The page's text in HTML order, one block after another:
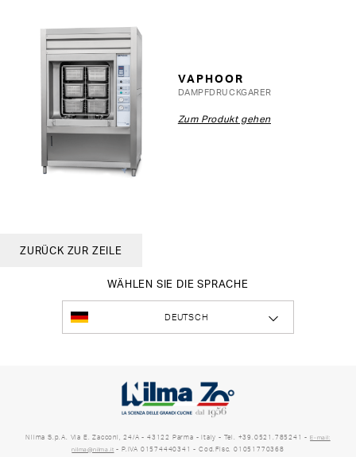
ZURÜCK ZUR ZEILE
VAPHOOR
DAMPFDRUCKGARER
Zum Produkt gehen
WÄHLEN SIE DIE SPRACHE
DEUTSCH
Nilma S.p.A. Via E. Zacconi, 24/A - 43122 Parma - Italy - Tel. +39.0521.785241 -E-mail:
nilma@nilma.it - P.IVA 01574440341 - Cod.Fisc. 01051770368